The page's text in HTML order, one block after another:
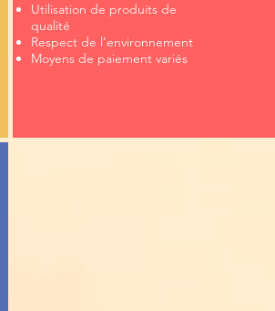
Utilisation de produits de
qualité
Respect de l’environnement
Moyens de paiement variés